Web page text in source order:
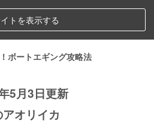
トを表示する
ボートエギング攻略法
5月3日更新
オリイカ